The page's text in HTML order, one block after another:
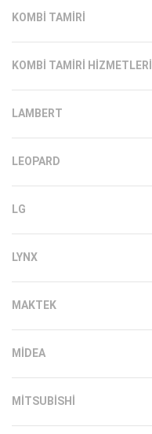
KOMBI TAMIRI
KOMBI TAMIRI HIZMETLERI
LAMBERT
LEOPARD
LG
LYNX
MAKTEK
MIDEA
MITSUBISHI